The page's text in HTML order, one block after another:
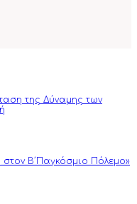
της Δύναμης των
Β΄Παγκόσμιο Πόλεμο»